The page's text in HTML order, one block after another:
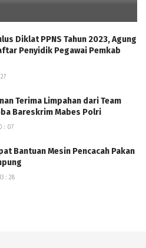
Diklat PPNS Tahun 2023, Agung
Penyidik Pegawai Pemkab
Terima Limpahan dari Team
Bareskrim Mabes Polri
: 07
Bantuan Mesin Pencacah Pakan
: 28